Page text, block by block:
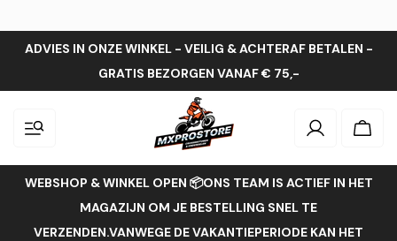
ADVIES IN ONZE WINKEL - VEILIG & ACHTERAF BETALEN -
GRATIS BEZORGEN VANAF € 75,-
Inloggen
WEBSHOP & WINKEL OPEN 📦ONS TEAM IS ACTIEF IN HET
MAGAZIJN OM JE BESTELLING SNEL TE
VERZENDEN.VANWEGE DE VAKANTIEPERIODE KAN HET